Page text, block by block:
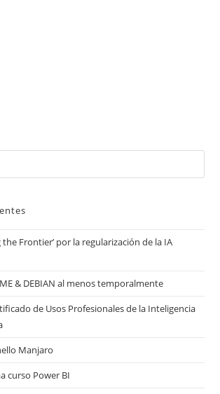
the Frontier’ por la regularización de la IA
& DEBIAN al menos temporalmente
de Usos Profesionales de la Inteligencia
Manjaro
curso Power BI